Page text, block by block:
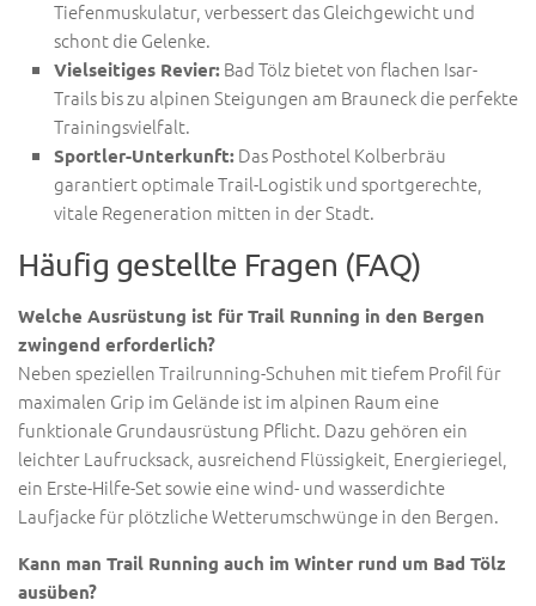
Tiefenmuskulatur, verbessert das Gleichgewicht und
schont die Gelenke.
Vielseitiges Revier: Bad Tölz bietet von flachen Isar-
Trails bis zu alpinen Steigungen am Brauneck die perfekte
Trainingsvielfalt.
Sportler-Unterkunft: Das Posthotel Kolberbräu
garantiert optimale Trail-Logistik und sportgerechte,
vitale Regeneration mitten in der Stadt.
Häufig gestellte Fragen (FAQ)
Welche Ausrüstung ist für Trail Running in den Bergen
zwingend erforderlich?
Neben speziellen Trailrunning-Schuhen mit tiefem Profil für
maximalen Grip im Gelände ist im alpinen Raum eine
funktionale Grundausrüstung Pflicht. Dazu gehören ein
leichter Laufrucksack, ausreichend Flüssigkeit, Energieriegel,
ein Erste-Hilfe-Set sowie eine wind- und wasserdichte
Laufjacke für plötzliche Wetterumschwünge in den Bergen.
Kann man Trail Running auch im Winter rund um Bad Tölz
ausüben?